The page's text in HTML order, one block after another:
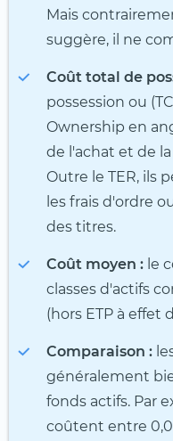
Mais
suggère, il ne
Coût total de
possession ou
Ownership en
de l'achat et de
Outre le TER, ils
les frais d'ordre
des titres.
Coût moyen : le
classes d'actifs
(hors ETP à effet
Comparaison :
généralement
fonds actifs. Par
coûtent entre